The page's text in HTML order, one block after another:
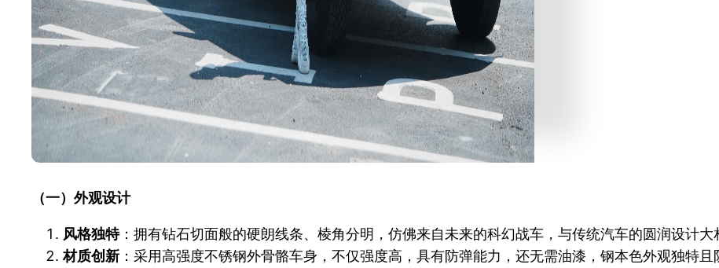
（一）外观设计
风格独特：拥有钻石切面般的硬朗线条、棱角分明，仿佛来自未来的科幻战车，与传统汽车的圆润设计大
材质创新 ：采用高强度不锈钢外骨骼车身，不仅强度高，具有防弹能力，还无需油漆，钢本色外观独特且